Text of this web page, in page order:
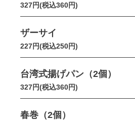
327円(税込360円)
ザーサイ
227円(税込250円)
台湾式揚げパン（2個）
327円(税込360円)
春巻（2個）